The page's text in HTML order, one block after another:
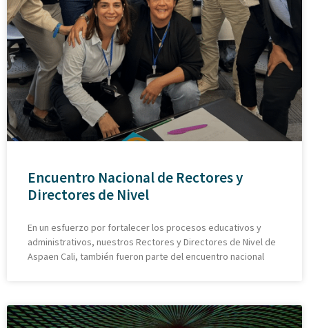
Encuentro Nacional de Rectores y
Directores de Nivel
En un esfuerzo por fortalecer los procesos educativos y
administrativos, nuestros Rectores y Directores de Nivel de
Aspaen Cali, también fueron parte del encuentro nacional